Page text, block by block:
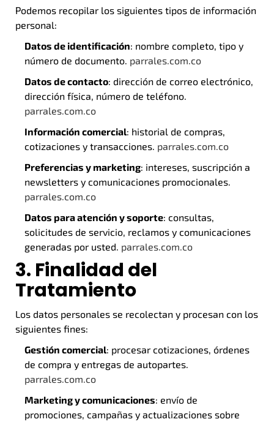
Podemos recopilar los siguientes tipos de información
personal:
Datos de identificación: nombre completo, tipo y
número de documento. parrales.com.co
Datos de contacto: dirección de correo electrónico,
dirección física, número de teléfono.
parrales.com.co
Información comercial: historial de compras,
cotizaciones y transacciones. parrales.com.co
Preferencias y marketing: intereses, suscripción a
newsletters y comunicaciones promocionales.
parrales.com.co
Datos para atención y soporte: consultas,
solicitudes de servicio, reclamos y comunicaciones
generadas por usted. parrales.com.co
3. Finalidad del
Tratamiento
Los datos personales se recolectan y procesan con los
siguientes fines:
Gestión comercial: procesar cotizaciones, órdenes
de compra y entregas de autopartes.
parrales.com.co
Marketing y comunicaciones: envío de
promociones, campañas y actualizaciones sobre